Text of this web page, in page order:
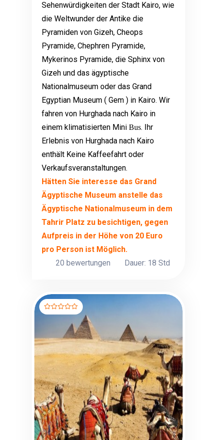
Sehenwürdigkeiten der Stadt Kairo, wie
die Weltwunder der Antike die
Pyramiden von Gizeh, Cheops
Pyramide, Chephren Pyramide,
Mykerinos Pyramide, die Sphinx von
Gizeh und das ägyptische
Nationalmuseum oder das Grand
Egyptian Museum ( Gem ) in Kairo. Wir
fahren von Hurghada nach Kairo in
einem klimatisierten MiniBus. Ihr
Erlebnis von Hurghada nach Kairo
enthält Keine Kaffeefahrt oder
Verkaufsveranstaltungen.
Hätten Sie interesse das Grand
Ägyptische Museum anstelle das
Ägyptische Nationalmuseum in dem
Tahrir Platz zu besichtigen, gegen
Aufpreis in der Höhe von 20 Euro
pro Person ist Möglich.
20 bewertungen
Dauer: 18 Std